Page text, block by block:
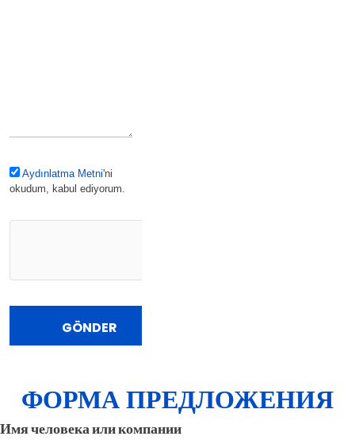
Aydınlatma Metni'ni
okudum, kabul ediyorum.
ФОРМА ПРЕДЛОЖЕНИЯ
Имя человека или компании